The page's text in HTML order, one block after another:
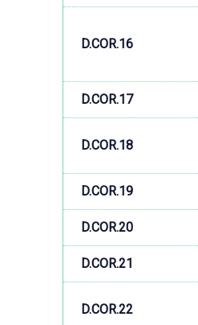
D.COR.16
D.COR.17
D.COR.18
D.COR.19
D.COR.20
D.COR.21
D.COR.22